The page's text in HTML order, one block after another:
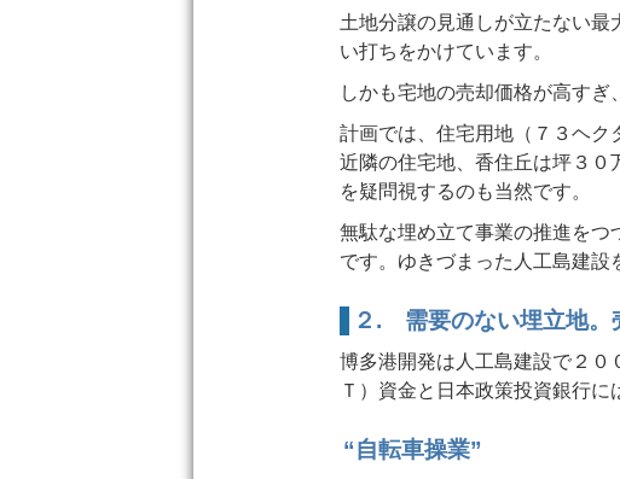
土地分譲の見通しが立たない
い打ちをかけています。
しかも宅地の売却価格が高すぎ
計画では、住宅用地（７３ヘク
近隣の住宅地、香住丘は坪３
を疑問視するのも当然です。
無駄な埋め立て事業の推進を
です。ゆきづまった人工島建設
２. 需要のない埋立地。
博多港開発は人工島建設で２０
Ｔ）資金と日本政策投資銀行
“自転車操業”